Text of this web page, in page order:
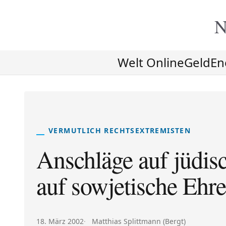
Welt OnlineGeld
VERMUTLICH RECHTSEXTREMISTEN
Anschläge auf
auf sowjetische
Veröffentlicht am:
18. März 2002 Autor:
Matthias Splittmann (Bergt)